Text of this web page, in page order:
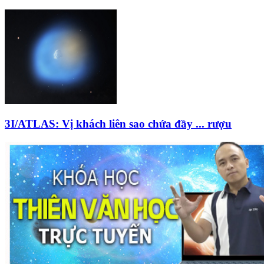
3I/ATLAS: Vị khách liên sao chứa đầy ... rượu